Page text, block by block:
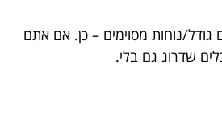
נוחות מסוימים – כן. אם אתם
שדרוג גם בלי.